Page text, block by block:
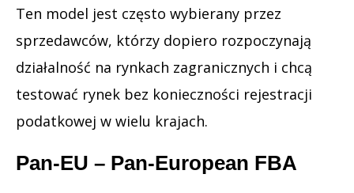
Ten model jest często wybierany przez
sprzedawców, którzy dopiero rozpoczynają
działalność na rynkach zagranicznych i chcą
testować rynek bez konieczności rejestracji
podatkowej w wielu krajach.
Pan-EU – Pan-European FBA